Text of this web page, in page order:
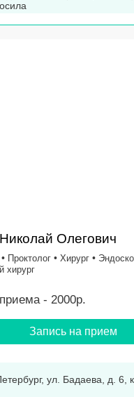
Олегович
• Проктолог • Хирург •
хирург
- 2000р.
Запись на прием
ул. Бадаева, д. 6,